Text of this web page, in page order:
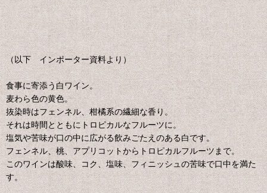
（以下 インポーター資料より）
食事に寄添う白ワイン。
麦わら色の黄色。
抜染時はフェンネル、柑橘系の繊細な香り。
それは時間とともにトロピカルなフルーツに。
塩気や苦味が口の中に広がる飲みごたえのある白です。
フェンネル、桃、アプリコットからトロピカルフルーツまで。
このワインは酸味、コク、塩味、フィニッシュの苦味で口中を満た
す。